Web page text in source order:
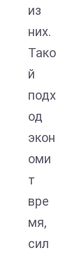
из
них.
Тако
й
подх
од
экон
оми
т
вре
мя,
сил